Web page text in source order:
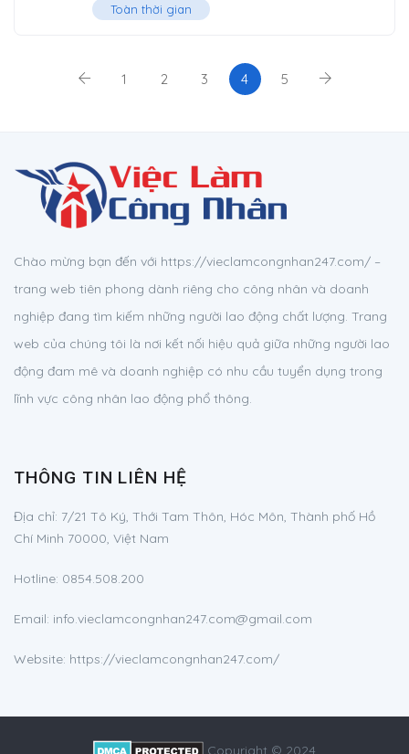
Toàn thời gian
1 2 3 4 5
Chào mừng bạn đến với https://vieclamcongnhan247.com/ –
trang web tiên phong dành riêng cho công nhân và doanh
nghiệp đang tìm kiếm những người lao động chất lượng. Trang
web của chúng tôi là nơi kết nối hiệu quả giữa những người lao
động đam mê và doanh nghiệp có nhu cầu tuyển dụng trong
lĩnh vực công nhân lao động phổ thông.
THÔNG TIN LIÊN HỆ
Địa chỉ: 7/21 Tô Ký, Thới Tam Thôn, Hóc Môn, Thành phố Hồ
Chí Minh 70000, Việt Nam
Hotline: 0854.508.200
Email: info.vieclamcongnhan247.com@gmail.com
Website: https://vieclamcongnhan247.com/
Copyright © 2024